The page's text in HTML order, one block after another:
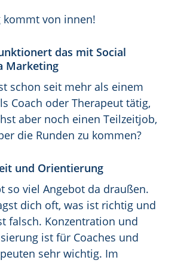
kommt von innen!
das mit Social
Marketing
schon seit mehr als einem
Coach oder Therapeut tätig,
aber noch einen Teilzeitjob,
die Runden zu kommen?
und Orientierung
so viel Angebot da draußen.
dich oft, was ist richtig und
falsch. Konzentration und
ist für Coaches und
sehr wichtig. Im